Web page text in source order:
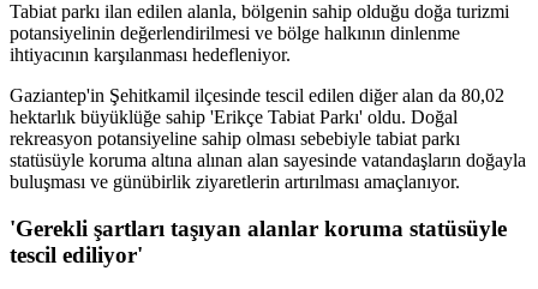
Tabiat parkı ilan edilen alanla, bölgenin sahip olduğu doğa turizmi
potansiyelinin değerlendirilmesi ve bölge halkının dinlenme
ihtiyacının karşılanması hedefleniyor.
Gaziantep'in Şehitkamil ilçesinde tescil edilen diğer alan da 80,02
hektarlık büyüklüğe sahip 'Erikçe Tabiat Parkı' oldu. Doğal
rekreasyon potansiyeline sahip olması sebebiyle tabiat parkı
statüsüyle koruma altına alınan alan sayesinde vatandaşların doğayla
buluşması ve günübirlik ziyaretlerin artırılması amaçlanıyor.
'Gerekli şartları taşıyan alanlar koruma statüsüyle
tescil ediliyor'